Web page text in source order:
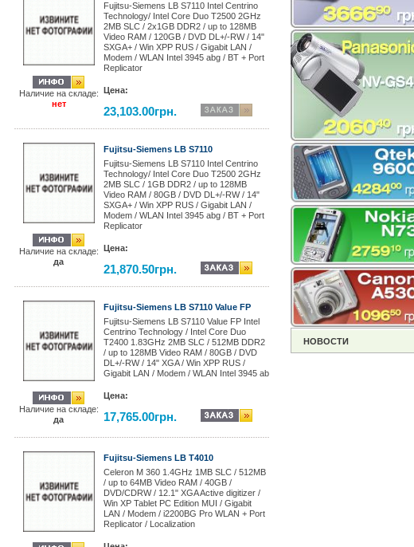
Наличие на складе:
нет
Fujitsu-Siemens LB S7110 Intel Centrino
Technology/ Intel Core Duo T2500 2GHz
2MB SLC / 2x1GB DDR2 / up to 128MB
Video RAM / 120GB / DVD DL+/-RW / 14"
SXGA+ / Win XPP RUS / Gigabit LAN /
Modem / WLAN Intel 3945 abg / BT + Port
Replicator
Цена:
23,103.00грн.
Наличие на складе:
да
Fujitsu-Siemens LB S7110
Fujitsu-Siemens LB S7110 Intel Centrino
Technology/ Intel Core Duo T2500 2GHz
2MB SLC / 1GB DDR2 / up to 128MB
Video RAM / 80GB / DVD DL+/-RW / 14"
SXGA+ / Win XPP RUS / Gigabit LAN /
Modem / WLAN Intel 3945 abg / BT + Port
Replicator
Цена:
21,870.50грн.
Наличие на складе:
да
Fujitsu-Siemens LB S7110 Value FP
Fujitsu-Siemens LB S7110 Value FP Intel
Centrino Technology / Intel Core Duo
T2400 1.83GHz 2MB SLC / 512MB DDR2
/ up to 128MB Video RAM / 80GB / DVD
DL+/-RW / 14" XGA / Win XPP RUS /
Gigabit LAN / Modem / WLAN Intel 3945 ab
Цена:
17,765.00грн.
Fujitsu-Siemens LB T4010
Celeron M 360 1.4GHz 1MB SLC / 512MB
/ up to 64MB Video RAM / 40GB /
DVD/CDRW / 12.1" XGA Active digitizer /
Win XP Tablet PC Edition MUI / Gigabit
LAN / Modem / i2200BG Pro WLAN + Port
Replicator / Localization
НОВОСТИ